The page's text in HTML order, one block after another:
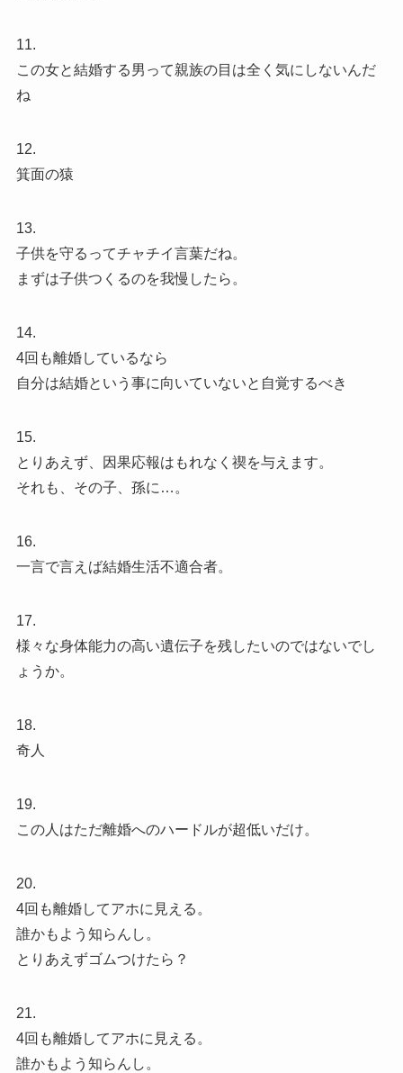
11.
この女と結婚する男って親族の目は全く気にしないんだ
ね
12.
箕面の猿
13.
子供を守るってチャチイ言葉だね。
まずは子供つくるのを我慢したら。
14.
4回も離婚しているなら
自分は結婚という事に向いていないと自覚するべき
15.
とりあえず、因果応報はもれなく禊を与えます。
それも、その子、孫に…。
16.
一言で言えば結婚生活不適合者。
17.
様々な身体能力の高い遺伝子を残したいのではないでし
ょうか。
18.
奇人
19.
この人はただ離婚へのハードルが超低いだけ。
20.
4回も離婚してアホに見える。
誰かもよう知らんし。
とりあえずゴムつけたら？
21.
4回も離婚してアホに見える。
誰かもよう知らんし。